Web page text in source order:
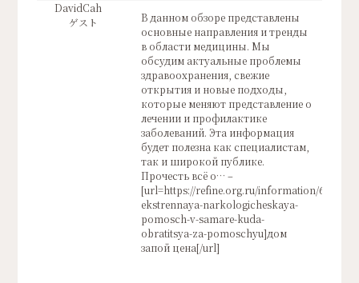
DavidCah
ゲスト
В данном обзоре представлены
основные направления и тренды
в области медицины. Мы
обсудим актуальные проблемы
здравоохранения, свежие
открытия и новые подходы,
которые меняют представление о
лечении и профилактике
заболеваний. Эта информация
будет полезна как специалистам,
так и широкой публике.
Прочесть всё о… –
[url=https://refine.org.ru/information/65236-
ekstrennaya-narkologicheskaya-
pomosch-v-samare-kuda-
obratitsya-za-pomoschyu]дом
запой цена[/url]